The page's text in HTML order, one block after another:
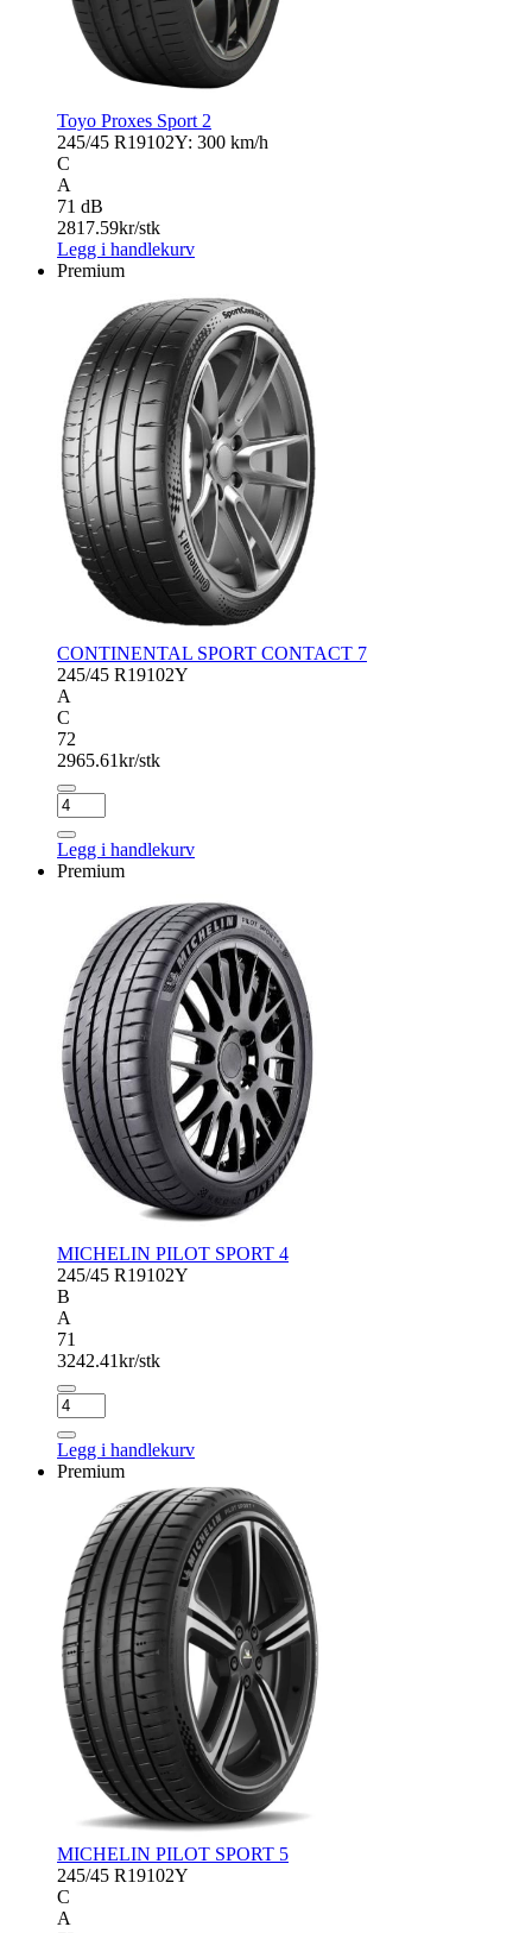
Toyo Proxes Sport 2
245/45 R19102Y: 300 km/h
C
A
71 dB
2817.59kr/stk
Legg i handlekurv
Premium
CONTINENTAL SPORT CONTACT 7
245/45 R19102Y
A
C
72
2965.61kr/stk
CONTINENTAL
SPORT
CONTACT
7
Legg i handlekurv
Premium
MICHELIN PILOT SPORT 4
245/45 R19102Y
B
A
71
3242.41kr/stk
MICHELIN
PILOT
SPORT
4
Legg i handlekurv
Premium
MICHELIN PILOT SPORT 5
245/45 R19102Y
C
A